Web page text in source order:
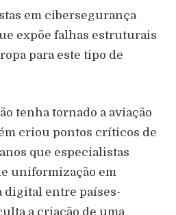
em cibersegurança
expõe falhas estruturais
para este tipo de
tenha tornado a aviação
criou pontos críticos de
que especialistas
uniformização em
digital entre países-
a criação de uma